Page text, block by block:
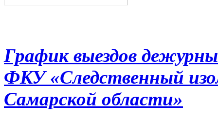
График выездов
ФКУ «Следственный
Самарской области»